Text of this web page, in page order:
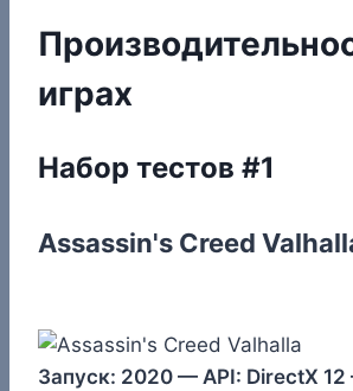
играх
Набор тестов #1
Assassin's Creed
Запуск: 2020 — API: DirectX